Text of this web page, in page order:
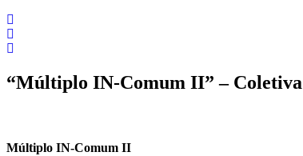
“Múltiplo IN-Comum II” – Coletiva
Múltiplo IN-Comum II